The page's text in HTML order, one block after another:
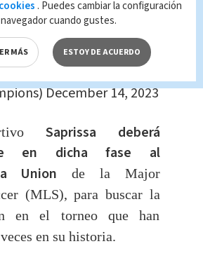
????
loxy5gHFoQ
Champions Cup
December 14, 2023
Saprissa deberá
en dicha fase al
Union de la Major
(MLS), para buscar la
en el torneo que han
en su historia.
. Puedes cambiar la configuración
cuando gustes.
MÁS ESTOY DE ACUERDO